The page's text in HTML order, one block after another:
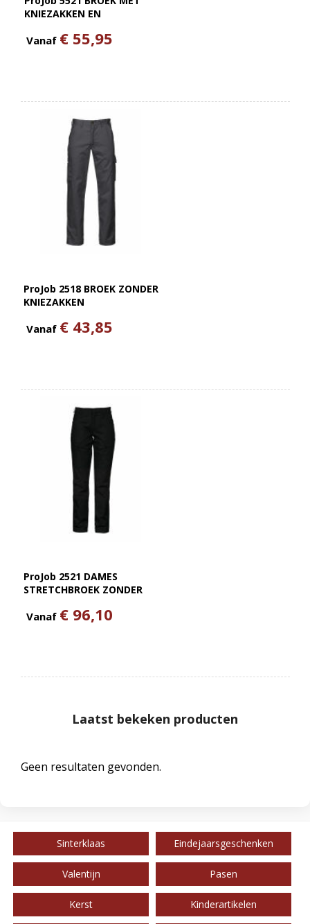
KNIEZAKKEN EN
Vanaf € 55,95
ProJob 2518 BROEK ZONDER
KNIEZAKKEN
Vanaf € 43,85
ProJob 2521 DAMES
STRETCHBROEK ZONDER
Vanaf € 96,10
Laatst bekeken producten
Geen resultaten gevonden.
Sinterklaas Eindejaarsgeschenken
Valentijn Pasen
Kerst Kinderartikelen